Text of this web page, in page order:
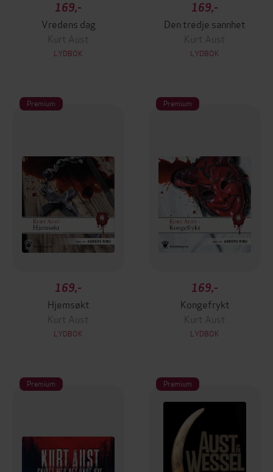
169,-
Vredens dag
Kurt Aust
LYDBOK
169,-
Den tredje sannhet
Kurt Aust
LYDBOK
Premium
169,-
Hjemsøkt
Kurt Aust
LYDBOK
Premium
169,-
Kongefrykt
Kurt Aust
LYDBOK
Premium Premium